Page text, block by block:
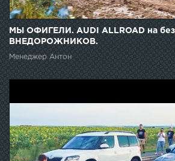
МЫ ОФИГЕЛИ. AUDI ALLROAD на
ВНЕДОРОЖНИКОВ.
Менеджер Антон